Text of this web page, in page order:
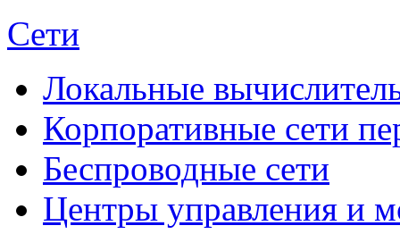
Сети
Локальные
Корпоративные сети
Беспроводные сети
Центры управления и